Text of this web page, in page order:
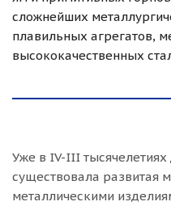
сложнейших
плавильных агрегатов,
высококачественных
Уже в IV-III тысячелетиях
существовала развитая
металлическими